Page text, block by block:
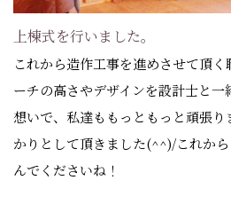
上棟式を行いました。
これから造作工事を進めさせて頂
ーチの高さやデザインを設計士と
想いで、私達ももっともっと頑張り
かりとして頂きました(^^)/これか
んでくださいね！